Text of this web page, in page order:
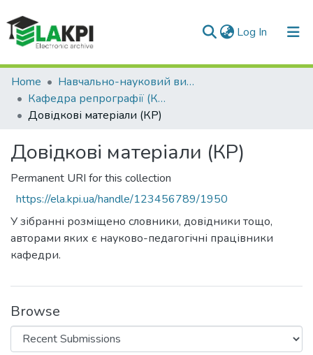
Log In (current)
Communities & Collections
All of DSpace
Home
Навчально-науковий видавничо-полiграфiчний інститут (НН ВПІ)
Кафедра репрографії (КР)
Довідкові матеріали (КР)
Довідкові матеріали (КР)
Permanent URI for this collection
https://ela.kpi.ua/handle/123456789/1950
У зібранні розміщено словники, довідники тощо,
авторами яких є науково-педагогічні працівники
кафедри.
Browse